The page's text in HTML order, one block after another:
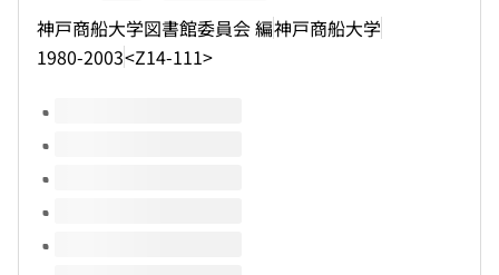
神戸商船大学図書館委員会 編神戸商船大学
1980-2003<Z14-111>
このタイトルの巻号